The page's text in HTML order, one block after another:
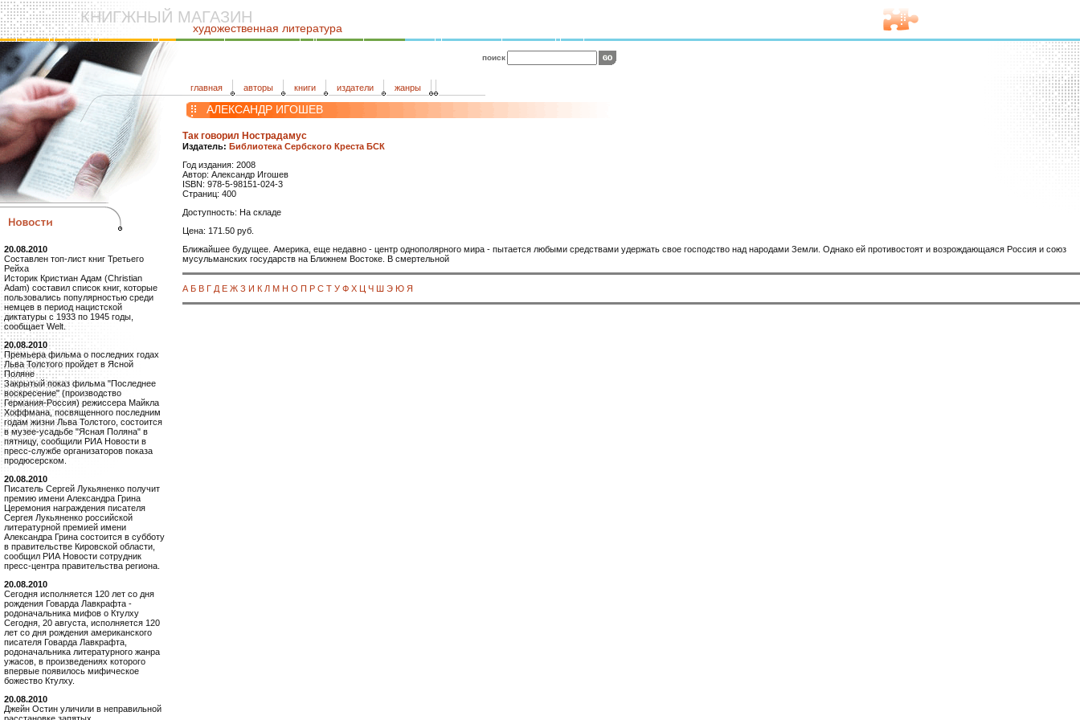
КНИГЖНЫЙ МАГАЗИН
художественная литература
поиск
главная авторы книги издатели жанры
20.08.2010
Составлен топ-лист книг Третьего
Рейха
Историк Кристиан Адам (Christian
Adam) составил список книг, которые
пользовались популярностью среди
немцев в период нацистской
диктатуры с 1933 по 1945 годы,
сообщает Welt.
20.08.2010
Премьера фильма о последних годах
Льва Толстого пройдет в Ясной
Поляне
Закрытый показ фильма "Последнее
воскресение" (производство
Германия-Россия) режиссера Майкла
Хоффмана, посвященного последним
годам жизни Льва Толстого, состоится
в музее-усадьбе "Ясная Поляна" в
пятницу, сообщили РИА Новости в
пресс-службе организаторов показа
продюсерском.
20.08.2010
Писатель Сергей Лукьяненко получит
премию имени Александра Грина
Церемония награждения писателя
Сергея Лукьяненко российской
литературной премией имени
Александра Грина состоится в субботу
в правительстве Кировской области,
сообщил РИА Новости сотрудник
пресс-центра правительства региона.
20.08.2010
Сегодня исполняется 120 лет со дня
рождения Говарда Лавкрафта -
родоначальника мифов о Ктулху
Сегодня, 20 августа, исполняется 120
лет со дня рождения американского
писателя Говарда Лавкрафта,
родоначальника литературного жанра
ужасов, в произведениях которого
впервые появилось мифическое
божество Ктулху.
20.08.2010
Джейн Остин уличили в неправильной
АЛЕКСАНДР ИГОШЕВ
Так говорил Нострадамус
Издатель: Библиотека Сербского Креста БСК
Год издания: 2008
Автор: Александр Игошев
ISBN: 978-5-98151-024-3
Страниц: 400
Доступность: На складе
Цена: 171.50 руб.
Ближайшее будущее. Америка, еще недавно - центр однополярного мира - пытается любыми средствами удержать свое господство над народами Земли. Однако ей противостоят и возрождающаяся Россия и союз
мусульманских государств на Ближнем Востоке. В смертельной
А Б В Г Д Е Ж З И К Л М Н О П Р С Т У Ф Х Ц Ч Ш Э Ю Я